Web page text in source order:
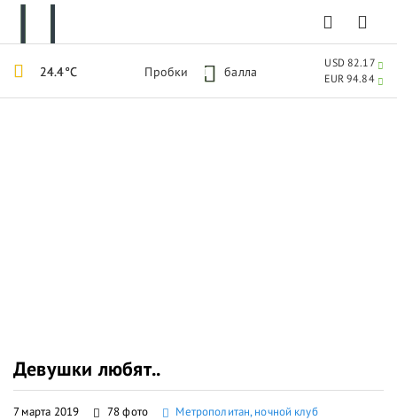
Девушки любят..
7 марта 2019 78 фото Метрополитан, ночной клуб
24.4°C Пробки 1 балла
USD 82.17
EUR 94.84